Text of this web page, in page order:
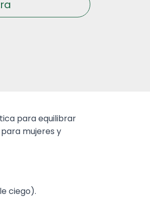
para equilibrar
mujeres y
ciego).